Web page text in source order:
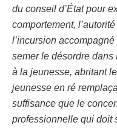
du conseil d’État pour
comportement,
l’incursion
semer le désordre dans
à la jeunesse, abritant
jeunesse en ré
suffisance que le
professionnelle qui doit